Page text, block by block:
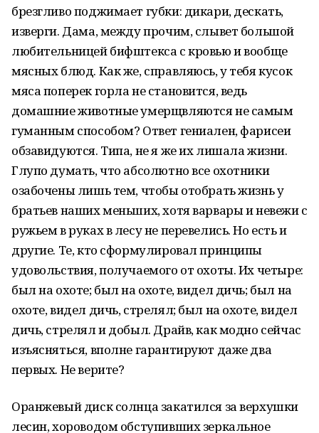
брезгливо поджимает губки: дикари, дескать,
изверги. Дама, между прочим, слывет большой
любительницей бифштекса с кровью и вообще
мясных блюд. Как же, справляюсь, у тебя кусок
мяса поперек горла не становится, ведь
домашние животные умерщвляются не самым
гуманным способом? Ответ гениален, фарисеи
обзавидуются. Типа, не я же их лишала жизни.
Глупо думать, что абсолютно все охотники
озабочены лишь тем, чтобы отобрать жизнь у
братьев наших меньших, хотя варвары и невежи с
ружьем в руках в лесу не перевелись. Но есть и
другие. Те, кто сформулировал принципы
удовольствия, получаемого от охоты. Их четыре:
был на охоте; был на охоте, видел дичь; был на
охоте, видел дичь, стрелял; был на охоте, видел
дичь, стрелял и добыл. Драйв, как модно сейчас
изъясняться, вполне гарантируют даже два
первых. Не верите?
Оранжевый диск солнца закатился за верхушки
лесин, хороводом обступивших зеркальное